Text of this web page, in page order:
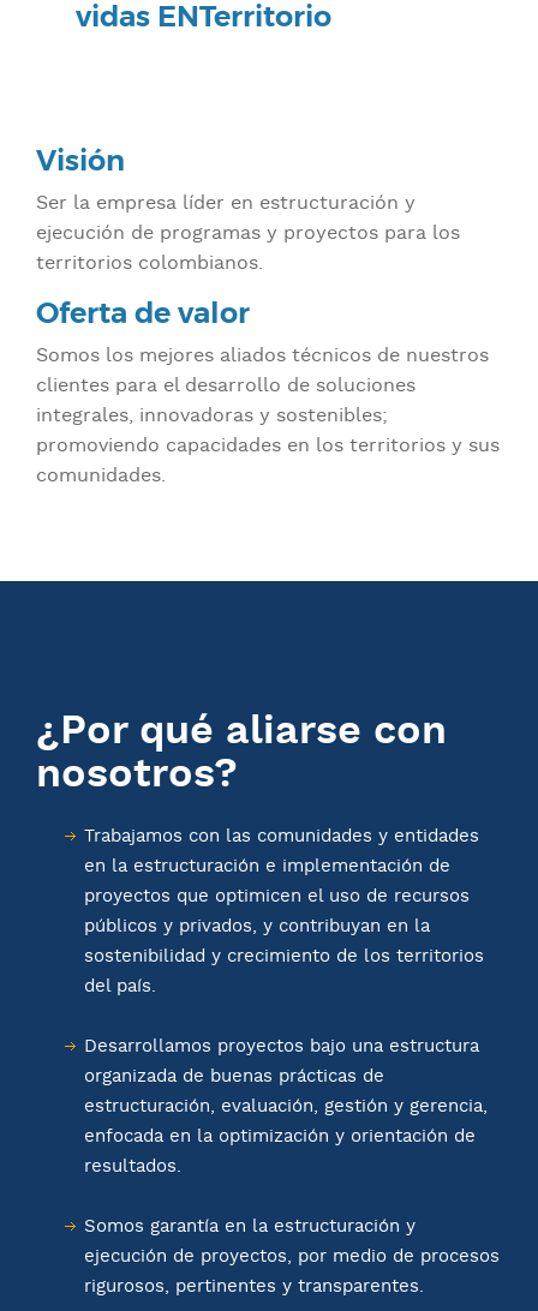
vidas ENTerritorio
Visión
Ser la empresa líder en estructuración y
ejecución de programas y proyectos para los
territorios colombianos.
Oferta de valor
Somos los mejores aliados técnicos de nuestros
clientes para el desarrollo de soluciones
integrales, innovadoras y sostenibles;
promoviendo capacidades en los territorios y sus
comunidades.
¿Por qué aliarse con
nosotros?
Trabajamos con las comunidades y entidades
en la estructuración e implementación de
proyectos que optimicen el uso de recursos
públicos y privados, y contribuyan en la
sostenibilidad y crecimiento de los territorios
del país.
Desarrollamos proyectos bajo una estructura
organizada de buenas prácticas de
estructuración, evaluación, gestión y gerencia,
enfocada en la optimización y orientación de
resultados.
Somos garantía en la estructuración y
ejecución de proyectos, por medio de procesos
rigurosos, pertinentes y transparentes.